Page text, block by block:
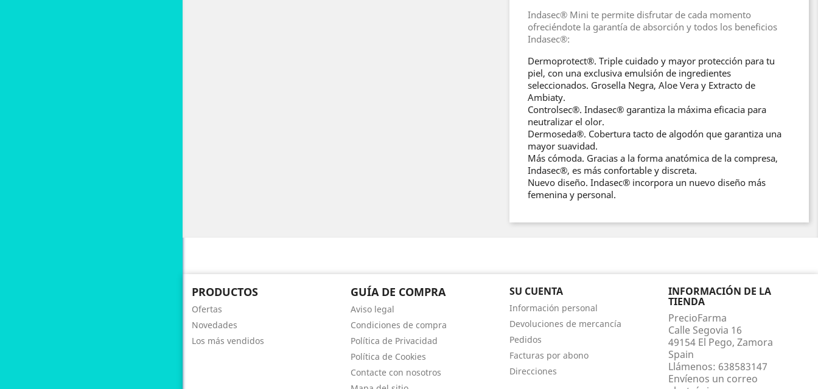
Indasec® Mini te permite disfrutar de cada momento
ofreciéndote la garantía de absorción y todos los beneficios
Indasec®:
Dermoprotect®. Triple cuidado y mayor protección para tu
piel, con una exclusiva emulsión de ingredientes
seleccionados. Grosella Negra, Aloe Vera y Extracto de
Ambiaty.
Controlsec®. Indasec® garantiza la máxima eficacia para
neutralizar el olor.
Dermoseda®. Cobertura tacto de algodón que garantiza una
mayor suavidad.
Más cómoda. Gracias a la forma anatómica de la compresa,
Indasec®, es más confortable y discreta.
Nuevo diseño. Indasec® incorpora un nuevo diseño más
femenina y personal.
PRODUCTOS
Ofertas
Novedades
Los más vendidos
GUÍA DE COMPRA
Aviso legal
Condiciones de compra
Política de Privacidad
Política de Cookies
Contacte con nosotros
SU CUENTA
Información personal
Devoluciones de mercancía
Pedidos
Facturas por abono
Direcciones
INFORMACIÓN DE LA
TIENDA
PrecioFarma
Calle Segovia 16
49154 El Pego, Zamora
Spain
Llámenos: 638583147
Envíenos un correo